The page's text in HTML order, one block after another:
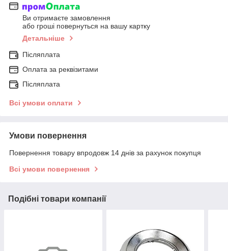
Ви отримаєте замовлення
або гроші повернуться на вашу картку
Детальніше
Післяплата
Оплата за реквізитами
Післяплата
Всі умови оплати
Умови повернення
Повернення товару впродовж 14 днів за рахунок покупця
Всі умови повернення
Подібні товари компанії